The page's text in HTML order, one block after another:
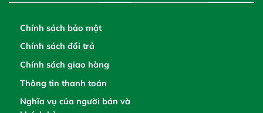
Chính sách bảo mật
Chính sách đổi trả
Chính sách giao hàng
Thông tin thanh toán
Nghĩa vụ của người bán và